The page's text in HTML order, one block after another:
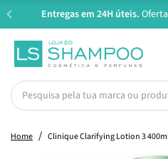
Entregas em 24H úteis.
Home Clinique Clarifying Lotion 3